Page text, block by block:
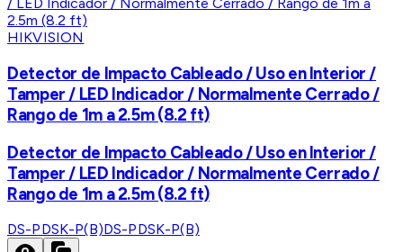
HIKVISION
Detector de Impacto Cableado / Uso en Interior /
Tamper / LED Indicador / Normalmente Cerrado /
Rango de 1m a 2.5m (8.2 ft)
Detector de Impacto Cableado / Uso en Interior /
Tamper / LED Indicador / Normalmente Cerrado /
Rango de 1m a 2.5m (8.2 ft)
DS-PDSK-P(B)DS-PDSK-P(B)